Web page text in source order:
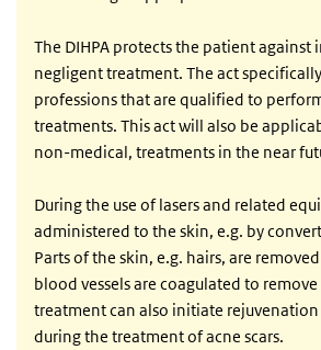
The DIHPA protects the patient
negligent treatment. The act
professions that are qualified to
treatments. This act will also be
non-medical, treatments in the near
During the use of lasers and related
administered to the skin, e.g. by
Parts of the skin, e.g. hairs, are
blood vessels are coagulated to
treatment can also initiate rejuvenation
during the treatment of acne scars.